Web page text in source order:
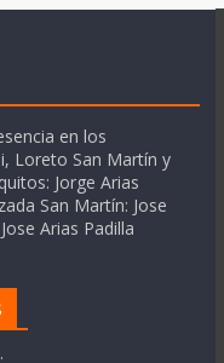
en los
Loreto San Martín y
Jorge Arias
San Martín: Jose
Arias Padilla